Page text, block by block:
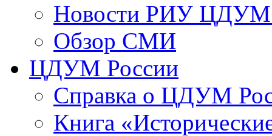
Новости РИУ ЦДУМ
Обзор СМИ
ЦДУМ России
Справка о ЦДУМ
Книга